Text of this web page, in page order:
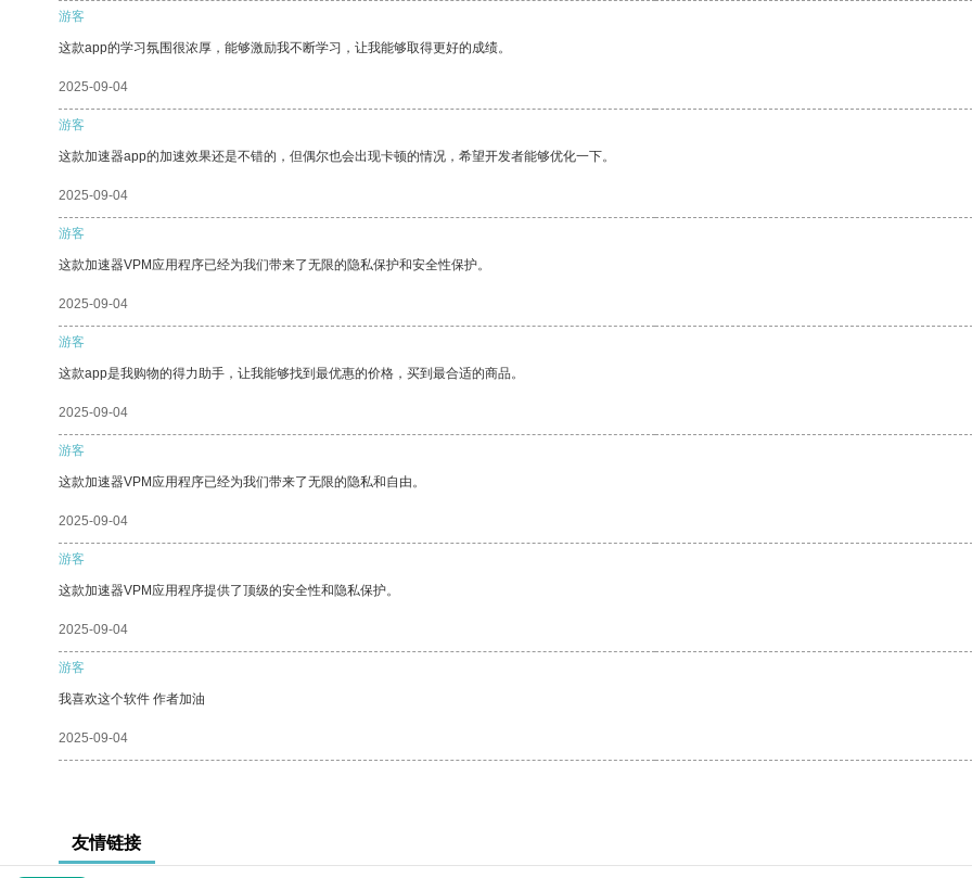
游客
这款app的学习氛围很浓厚，能够激励我不断学习，让我能够取得更好的成绩。
2025-09-04
游客
这款加速器app的加速效果还是不错的，但偶尔也会出现卡顿的情况，希望开发者能够优化一下。
2025-09-04
游客
这款加速器VPM应用程序已经为我们带来了无限的隐私保护和安全性保护。
2025-09-04
游客
这款app是我购物的得力助手，让我能够找到最优惠的价格，买到最合适的商品。
2025-09-04
游客
这款加速器VPM应用程序已经为我们带来了无限的隐私和自由。
2025-09-04
游客
这款加速器VPM应用程序提供了顶级的安全性和隐私保护。
2025-09-04
游客
我喜欢这个软件 作者加油
2025-09-04
友情链接